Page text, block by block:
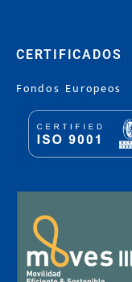
CERTIFICADOS
Fondos Europeos